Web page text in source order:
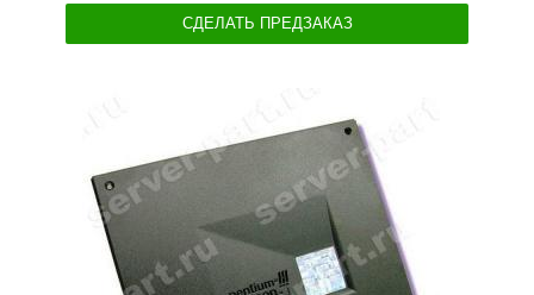
СДЕЛАТЬ ПРЕДЗАКАЗ